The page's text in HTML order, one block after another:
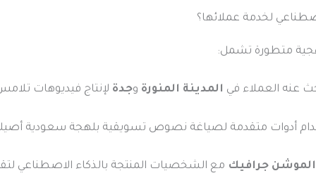
لخدمة عملائها؟
متطورة تشمل:
عنه العملاء في المدينة المنورة وجدة لإنتاج فيديوهات
أدوات متقدمة لصياغة نصوص تسويقية بلهجة سعودية
جرافيك مع الشخصيات المنتجة بالذكاء الاصطناعي